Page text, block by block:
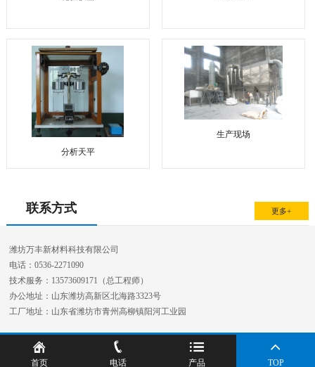
分析天平
生产现场
联系方式 更多+
潍坊万丰新材料科技有限公司
电话：0536-2271090
技术服务：13573609171（总工程师）
办公地址：山东潍坊高新区北海路3323号
工厂地址：山东省潍坊市青州高柳镇阳河工业园
首页 电话 产品 TOP